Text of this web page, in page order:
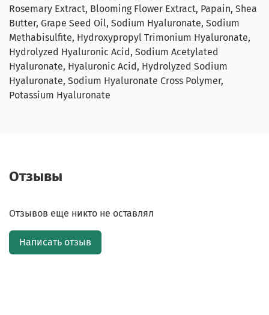
Rosemary Extract, Blooming Flower Extract, Papain, Shea
Butter, Grape Seed Oil, Sodium Hyaluronate, Sodium
Methabisulfite, Hydroxypropyl Trimonium Hyaluronate,
Hydrolyzed Hyaluronic Acid, Sodium Acetylated
Hyaluronate, Hyaluronic Acid, Hydrolyzed Sodium
Hyaluronate, Sodium Hyaluronate Cross Polymer,
Potassium Hyaluronate
Отзывы
Отзывов еще никто не оставлял
Написать отзыв